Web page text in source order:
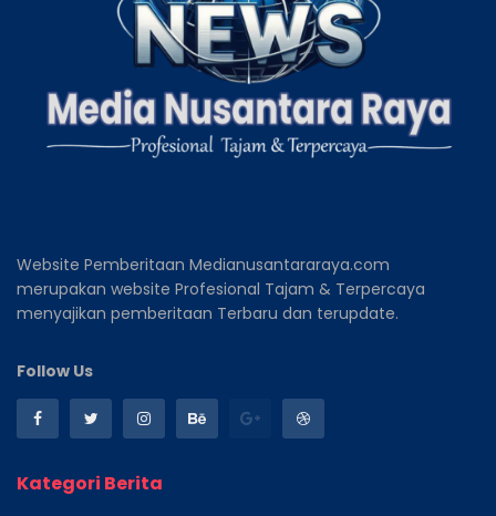
Website Pemberitaan Medianusantararaya.com
merupakan website Profesional Tajam & Terpercaya
menyajikan pemberitaan Terbaru dan terupdate.
Follow Us
Kategori Berita